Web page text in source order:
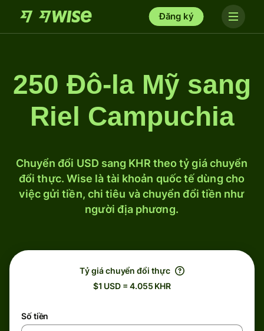
Đăng ký
250 Đô-la Mỹ sang
Riel Campuchia
Chuyển đổi USD sang KHR theo tỷ giá chuyển
đổi thực. Wise là tài khoản quốc tế dùng cho
việc gửi tiền, chi tiêu và chuyển đổi tiền như
người địa phương.
Tỷ giá chuyển đổi thực
$1 USD = 4.055 KHR
Số tiền